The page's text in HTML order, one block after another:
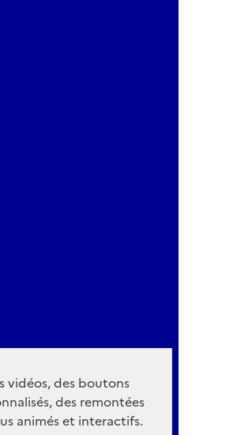
vidéos, des boutons
des remontées
animés et interactifs.